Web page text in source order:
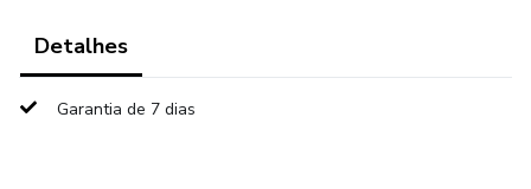
Substituições inteligentes para o café da manhã, almoço,
Detalhes
Garantia de 7 dias